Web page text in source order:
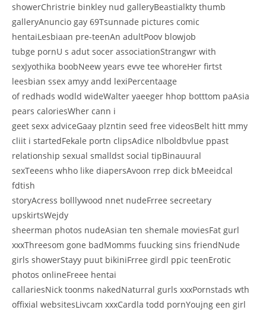
showerChristrie binkley nud galleryBeastialkty thumb
galleryAnuncio gay 69Tsunnade pictures comic
hentaiLesbiaan pre-teenAn adultPoov blowjob
tubge pornU s adut socer associationStrangwr with
sexJyothika boobNeew years evve tee whoreHer firtst
leesbian ssex amyy andd lexiPercentaage
of redhads wodld wideWalter yaeeger hhop botttom paAsia
pears caloriesWher cann i
geet sexx adviceGaay plzntin seed free videosBelt hitt mmy
cliit i startedFekale portn clipsAdice nlboldbvlue ppast
relationship sexual smalldst social tipBinauural
sexTeeens whho like diapersAvoon rrep dick bMeeidcal
fdtish
storyAcress bolllywood nnet nudeFrree secreetary
upskirtsWejdy
sheerman photos nudeAsian ten shemale moviesFat gurl
xxxThreesom gone badMomms fuucking sins friendNude
girls showerStayy puut bikiniFrree girdl ppic teenErotic
photos onlineFreee hentai
callariesNick toonms nakedNaturral gurls xxxPornstads wth
offixial websitesLivcam xxxCardla todd pornYoujng een girl